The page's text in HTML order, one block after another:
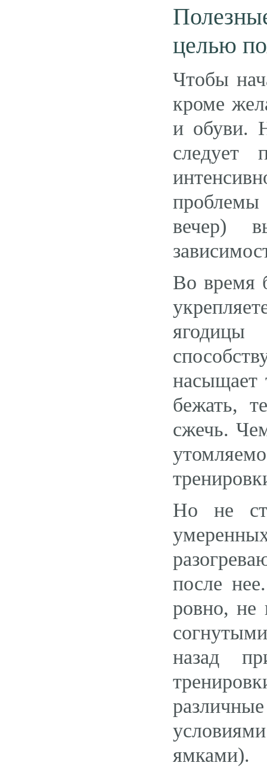
целью
Чтобы
кроме
и обуви.
следует
проблемы
вечер)
Во время
насыщает
бежать,
сжечь.
Но не
после
ровно, не
назад
ямками).